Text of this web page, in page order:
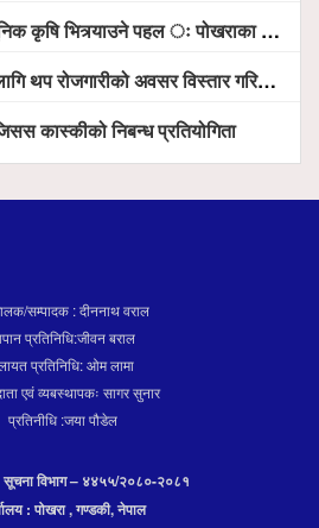
मेयर धनराज आचार्य र इजरायली राजदूतबीच सहकार्य विस्तारको संकेत
रोजगारीको अवसर विस्तार गरिने ः राजदूत बास
कास्कीको निबन्ध प्रतियोगिता
सम्पादक : दीननाथ वराल
प्रतिनिधि:जीवन बराल
प्रतिनिधि: ओम लामा
एवं व्यबस्थापकः सागर सुनार
प्रतिनीधि :जया पौडेल
: सूचना विभाग – ४४५५/२०८०-२०८१
: पोखरा , गण्डकी, नेपाल